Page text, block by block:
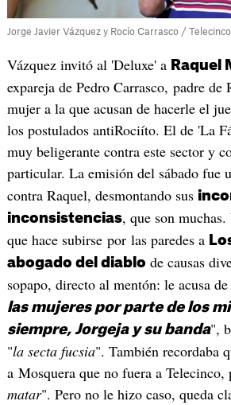
Jorge Javier Vázquez y Rocío Carrasco / Telecinco
Vázquez invitó al 'Deluxe' a Raquel
expareja de Pedro Carrasco, padre de
mujer a la que acusan de hacerle el
los postulados antiRociíto. El de 'La
muy beligerante contra este sector y
particular. La emisión del sábado fue
contra Raquel, desmontando sus
inconsistencias, que son
que hace subirse por las paredes a
abogado del diablo de causas
sopapo, directo al mentón: le acusa
las mujeres por parte de los
siempre, Jorgeja y su banda",
"la secta fucsia". También recordaba
a Mosquera que no fuera a Telecinco,
matar". Pero no le hizo caso, queda